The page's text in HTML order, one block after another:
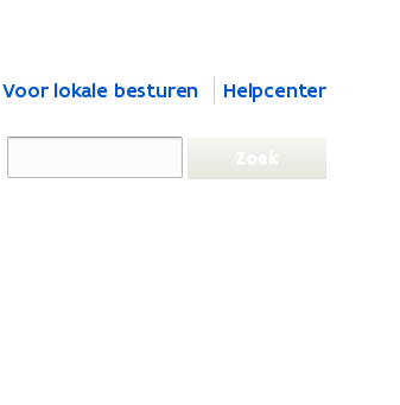
Voor lokale besturen Helpcenter